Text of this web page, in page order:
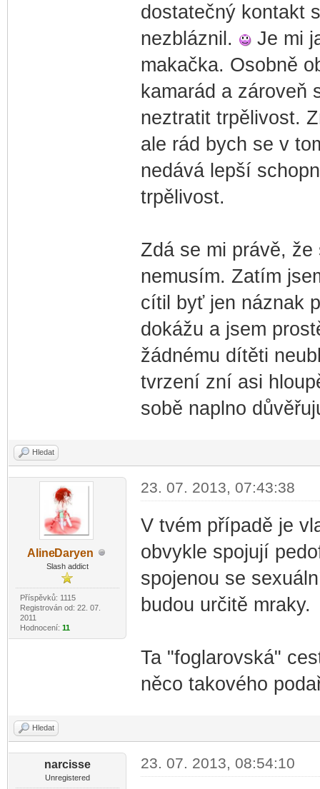
dostatečný kontakt
nezbláznil.
Je mi
makačka. Osobně
kamarád a zároveň
neztratit trpělivost.
ale rád bych se v
nedává lepší
trpělivost.
Zdá se mi právě,
nemusím. Zatím
cítil byť jen náznak
dokážu a jsem
žádnému dítěti
tvrzení zní asi
sobě naplno
Hledat
AlineDaryen
Slash addict
Příspěvků: 1115
Registrován od: 22. 07.
2011
Hodnocení: 11
23. 07. 2013, 07:43:38
V tvém případě je
obvykle spojují
spojenou se
budou určitě mraky.
Ta "foglarovská"
něco takového
Hledat
narcisse
Unregistered
23. 07. 2013, 08:54:10